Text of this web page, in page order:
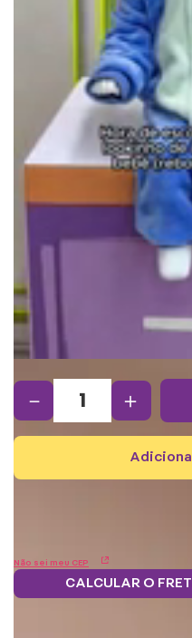
＋
－
Não sei meu CEP
CALCULAR O